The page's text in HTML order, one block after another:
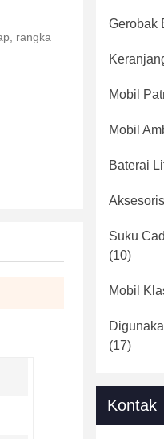
rangka
Gerobak
Mobil
Mobil
Baterai
Suku
(10)
Mobil
(17)
Kontak